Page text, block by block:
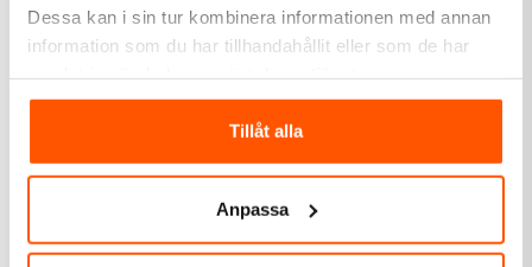
Dessa kan i sin tur kombinera informationen med annan
information som du har tillhandahållit eller som de har
Tillåt alla
Anpassa
Amiga
Amiga Frostskydd av rör
3 349,00 kr
DEVI
DEVI Kabelhållare
395,00 kr